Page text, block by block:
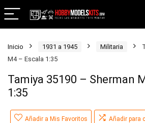
Inicio 1931 a 1945 Militaria
M4 – Escala 1:35
Tamiya 35190 – Sherman
1:35
Añadir a Mis Favoritos Añadir para